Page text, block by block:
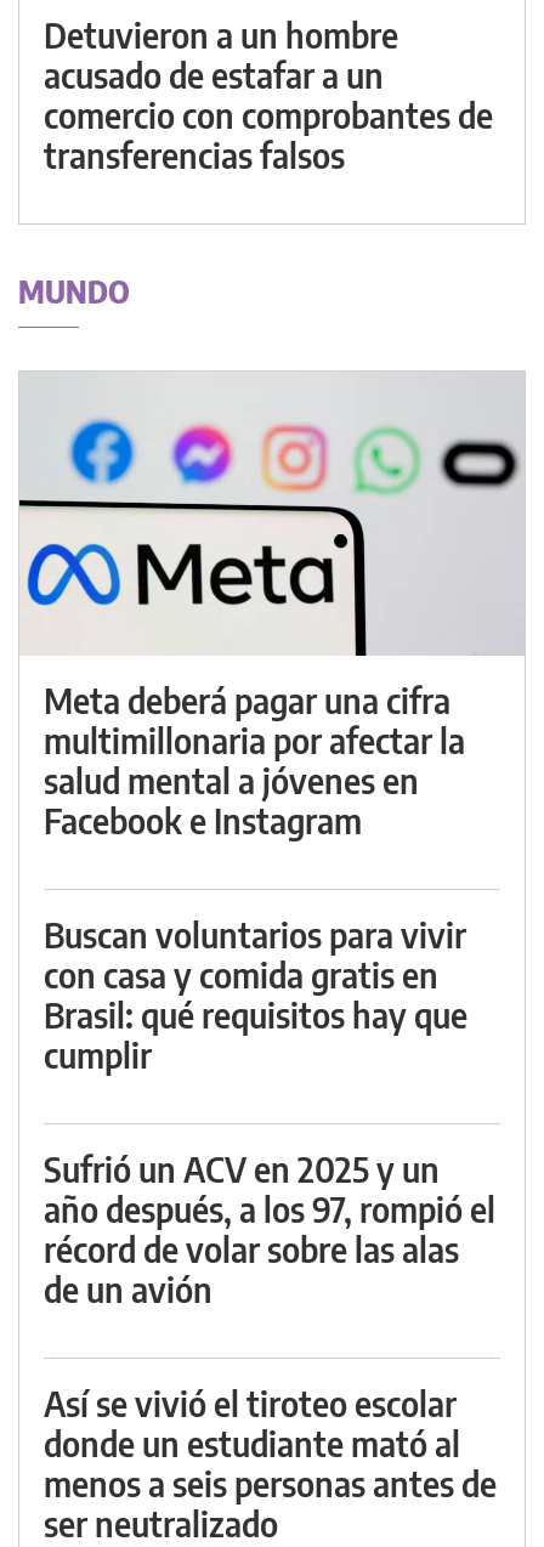
Detuvieron a un hombre
acusado de estafar a un
comercio con comprobantes de
transferencias falsos
MUNDO
Meta deberá pagar una cifra
multimillonaria por afectar la
salud mental a jóvenes en
Facebook e Instagram
Buscan voluntarios para vivir
con casa y comida gratis en
Brasil: qué requisitos hay que
cumplir
Sufrió un ACV en 2025 y un
año después, a los 97, rompió el
récord de volar sobre las alas
de un avión
Así se vivió el tiroteo escolar
donde un estudiante mató al
menos a seis personas antes de
ser neutralizado